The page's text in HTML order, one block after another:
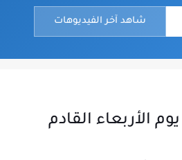
شاهد آخر الفيديوهات